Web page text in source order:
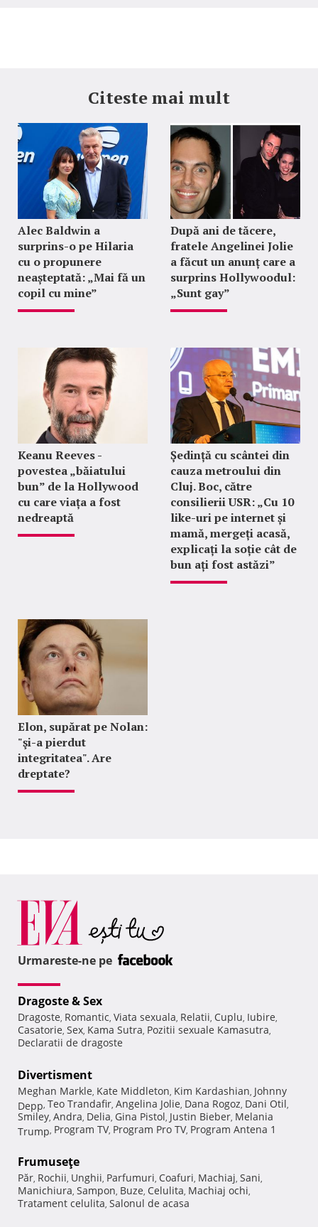
Citeste mai mult
Alec Baldwin a
surprins-o pe Hilaria
cu o propunere
neașteptată: „Mai fă un
copil cu mine”
După ani de tăcere,
fratele Angelinei Jolie
a făcut un anunț care a
surprins Hollywoodul:
„Sunt gay”
Keanu Reeves -
povestea „băiatului
bun” de la Hollywood
cu care viața a fost
nedreaptă
Ședință cu scântei din
cauza metroului din
Cluj. Boc, către
consilierii USR: „Cu 10
like-uri pe internet și
mamă, mergeți acasă,
explicați la soție cât de
bun ați fost astăzi”
Elon, supărat pe Nolan:
"şi-a pierdut
integritatea". Are
dreptate?
Urmareste-ne pe
Dragoste & Sex
Dragoste, Romantic, Viata sexuala, Relatii, Cuplu, Iubire,
Casatorie, Sex, Kama Sutra, Pozitii sexuale Kamasutra,
Declaratii de dragoste
Divertisment
Meghan Markle, Kate Middleton, Kim Kardashian, Johnny
Depp, Teo Trandafir, Angelina Jolie, Dana Rogoz, Dani Otil,
Smiley, Andra, Delia, Gina Pistol, Justin Bieber, Melania
Trump, Program TV, Program Pro TV, Program Antena 1
Frumuseţe
Păr, Rochii, Unghii, Parfumuri, Coafuri, Machiaj, Sani,
Manichiura, Sampon, Buze, Celulita, Machiaj ochi,
Tratament celulita, Salonul de acasa